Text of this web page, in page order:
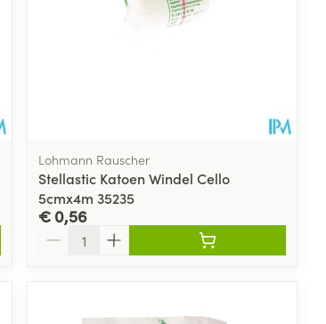
Lohmann Rauscher
Stellastic Katoen Windel Cello
5cmx4m 35235
€ 0,56